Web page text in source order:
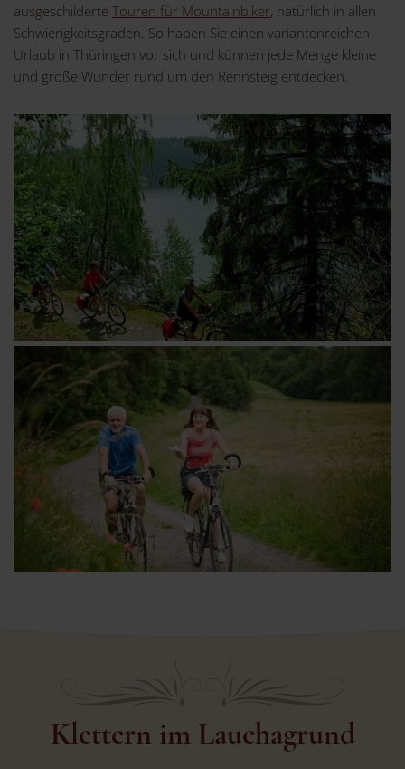
ausgeschilderte Touren für Mountainbiker, natürlich in allen
Schwierigkeitsgraden. So haben Sie einen variantenreichen
Urlaub in Thüringen vor sich und können jede Menge kleine
und große Wunder rund um den Rennsteig entdecken.
Klettern im Lauchagrund